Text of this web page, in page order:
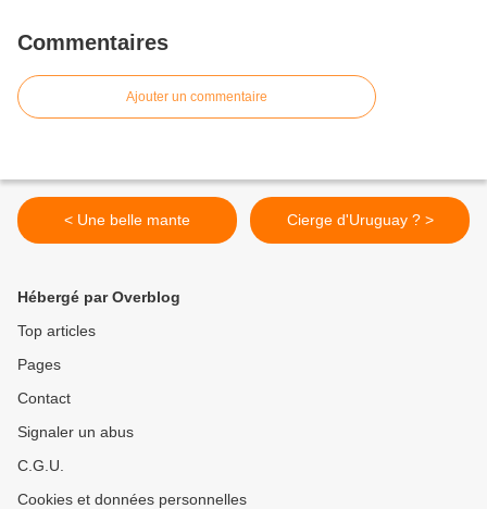
Commentaires
Ajouter un commentaire
< Une belle mante Cierge d'Uruguay ? >
Hébergé par Overblog
Top articles
Pages
Contact
Signaler un abus
C.G.U.
Cookies et données personnelles